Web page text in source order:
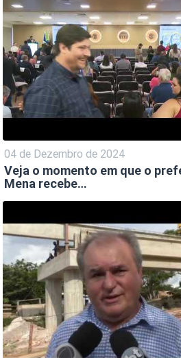
04 de Dezembro de 2024
Veja o momento em que o
Mena recebe…